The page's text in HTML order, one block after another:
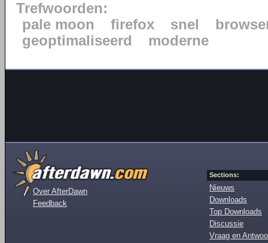
Trefwoorden:
pale moon
firefox snel
geoptimaliseerd
moderne
Over AfterDawn
Feedback
Sections:
Nieuws
Downloads
Top Downloads
Discussie
Vraag en